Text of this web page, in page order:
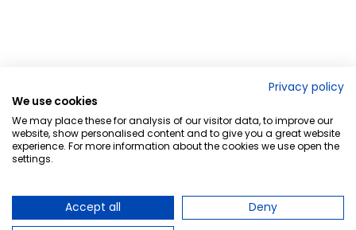
Privacy policy
We use cookies
We may place these for analysis of our visitor data, to improve our
website, show personalised content and to give you a great website
experience. For more information about the cookies we use open the
settings.
Accept all Deny